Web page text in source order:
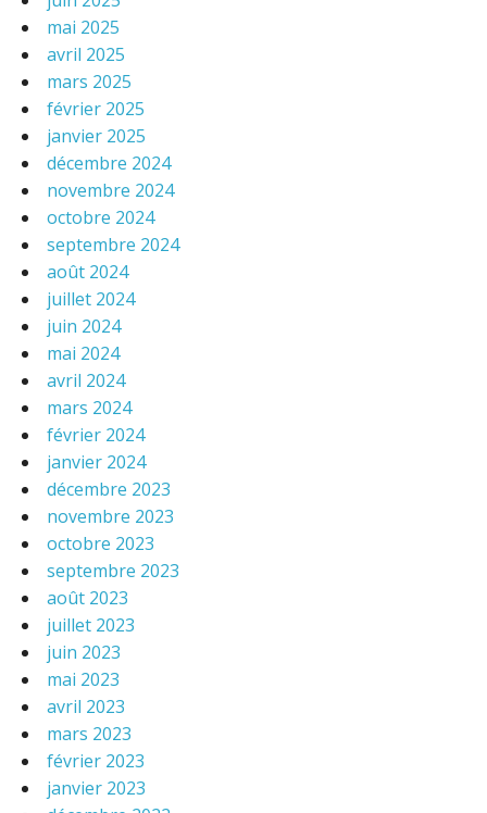
mai 2025
avril 2025
mars 2025
février 2025
janvier 2025
décembre 2024
novembre 2024
octobre 2024
septembre 2024
août 2024
juillet 2024
juin 2024
mai 2024
avril 2024
mars 2024
février 2024
janvier 2024
décembre 2023
novembre 2023
octobre 2023
septembre 2023
août 2023
juillet 2023
juin 2023
mai 2023
avril 2023
mars 2023
février 2023
janvier 2023